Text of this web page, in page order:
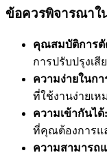
ข้อควรพิจารณาใ
คุณสมบัติการตั
การปรับปรุงเ
ความง่ายในกา
ที่ใช้งานง่ายเ
ความเข้ากันได้:
ที่คุณต้องการแ
ความสามารถ